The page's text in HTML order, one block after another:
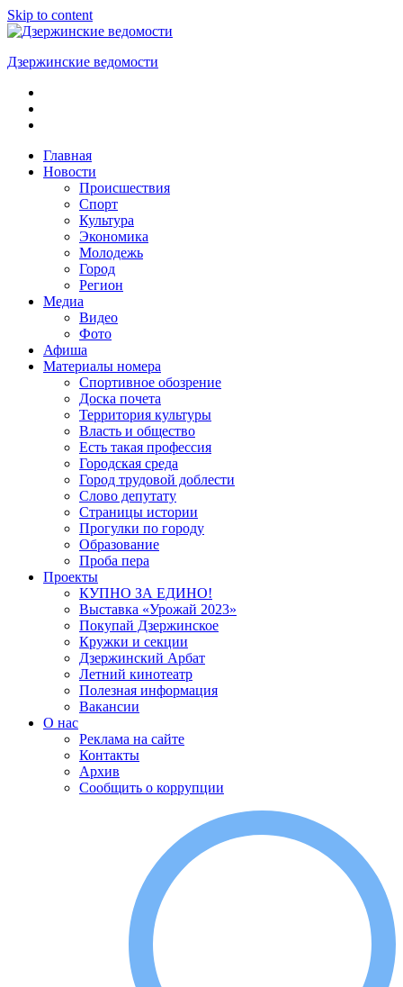
Skip to content
Дзержинские ведомости
ОБЩЕСТВЕННО-
ПОЛИТИЧЕСКАЯ
ГАЗЕТАГлавная
Новости
Происшествия
Спорт
Культура
Экономика
Молодежь
Город
Регион
Медиа
Видео
Фото
Афиша
Материалы номера
Спортивное обозрение
Доска почета
Территория культуры
Власть и общество
Есть такая профессия
Городская среда
Город трудовой доблести
Слово депутату
Страницы истории
Прогулки по городу
Образование
Проба пера
Проекты
КУПНО ЗА ЕДИНО!
Выставка «Урожай 2023»
Покупай Дзержинское
Кружки и секции
Дзержинский Арбат
Летний кинотеатр
Полезная информация
Вакансии
О нас
Реклама на сайте
Контакты
Архив
Сообщить о коррупции